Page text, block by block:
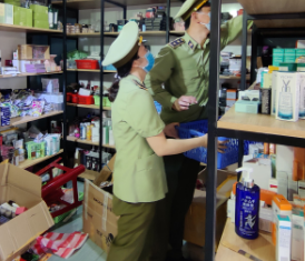
trực: Hải Thành
Dũng
Việt Hưng
Trung
GP - BTTTT cấp ngày 24.3.2020
thuộc về Báo Thanh Niên. Cấm sao
không có sự chấp thuận bằng văn
JSC.